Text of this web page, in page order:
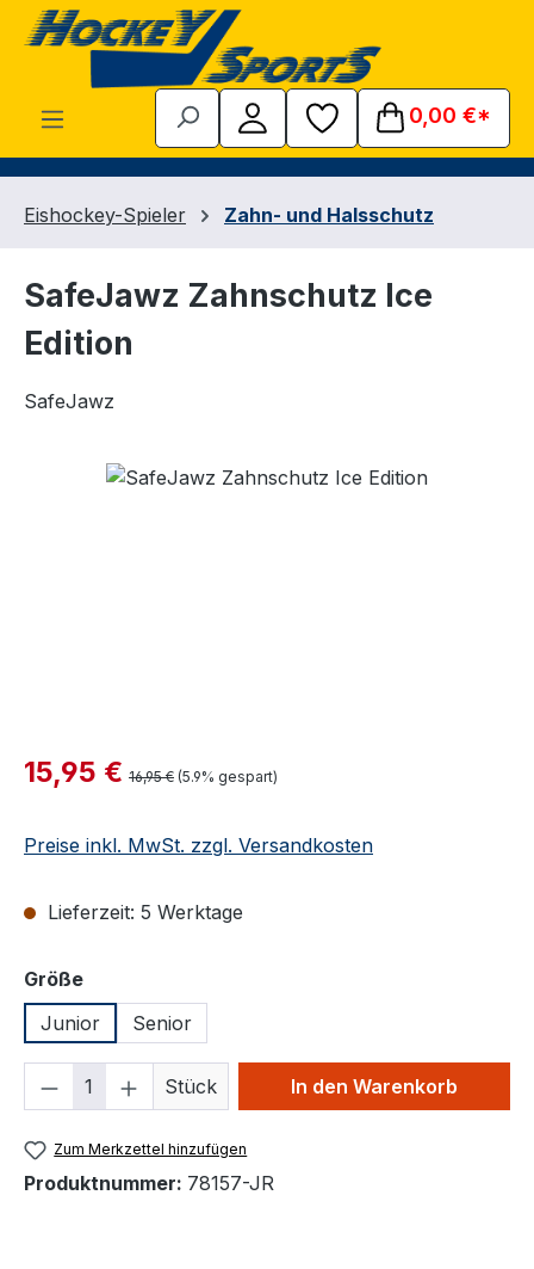
Zum Hauptinhalt springen
0,00 €*
Eishockey-Spieler Zahn- und Halsschutz
SafeJawz Zahnschutz Ice
Edition
SafeJawz
Bildergalerie überspringen
Verkaufspreis:
15,95 € Regulärer Preis:
16,95 € (5.9% gespart)
Preise inkl. MwSt. zzgl. Versandkosten
Lieferzeit: 5 Werktage
Größeauswählen
Junior
Senior
Produkt Anzahl: Gib den
Stück In den Warenkorb
Zum Merkzettel hinzufügen
Produktnummer: 78157-JR